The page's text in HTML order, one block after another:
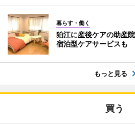
暮らす・働く
狛江に産後ケアの助産
宿泊型ケアサービスも
もっと見る
買う